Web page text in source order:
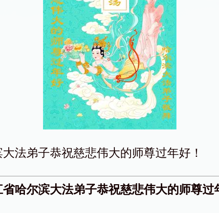
法弟子恭祝慈悲伟大的师尊过年好！
哈尔滨大法弟子恭祝慈悲伟大的师尊过